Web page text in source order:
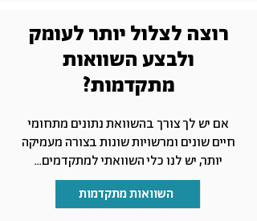
רוצה לצלול יותר לעומק
ולבצע השוואות
מתקדמות?
אם יש לך צורך בהשוואת נתונים מתחומי
חיים שונים ומרשויות שונות בצורה מעמיקה
יותר, יש לנו כלי השוואתי למתקדמים...
השוואות מתקדמות